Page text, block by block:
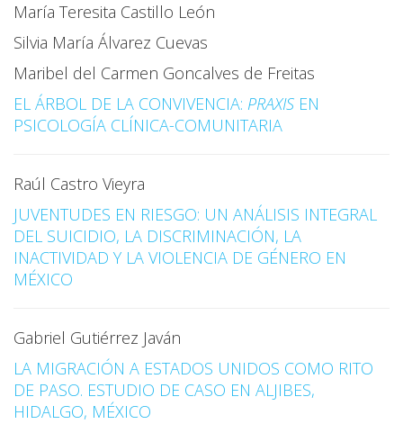
María Teresita Castillo León
Silvia María Álvarez Cuevas
Maribel del Carmen Goncalves de Freitas
EL ÁRBOL DE LA CONVIVENCIA: PRAXIS EN
PSICOLOGÍA CLÍNICA-COMUNITARIA
Raúl Castro Vieyra
JUVENTUDES EN RIESGO: UN ANÁLISIS INTEGRAL
DEL SUICIDIO, LA DISCRIMINACIÓN, LA
INACTIVIDAD Y LA VIOLENCIA DE GÉNERO EN
MÉXICO
Gabriel Gutiérrez Javán
LA MIGRACIÓN A ESTADOS UNIDOS COMO RITO
DE PASO. ESTUDIO DE CASO EN ALJIBES,
HIDALGO, MÉXICO